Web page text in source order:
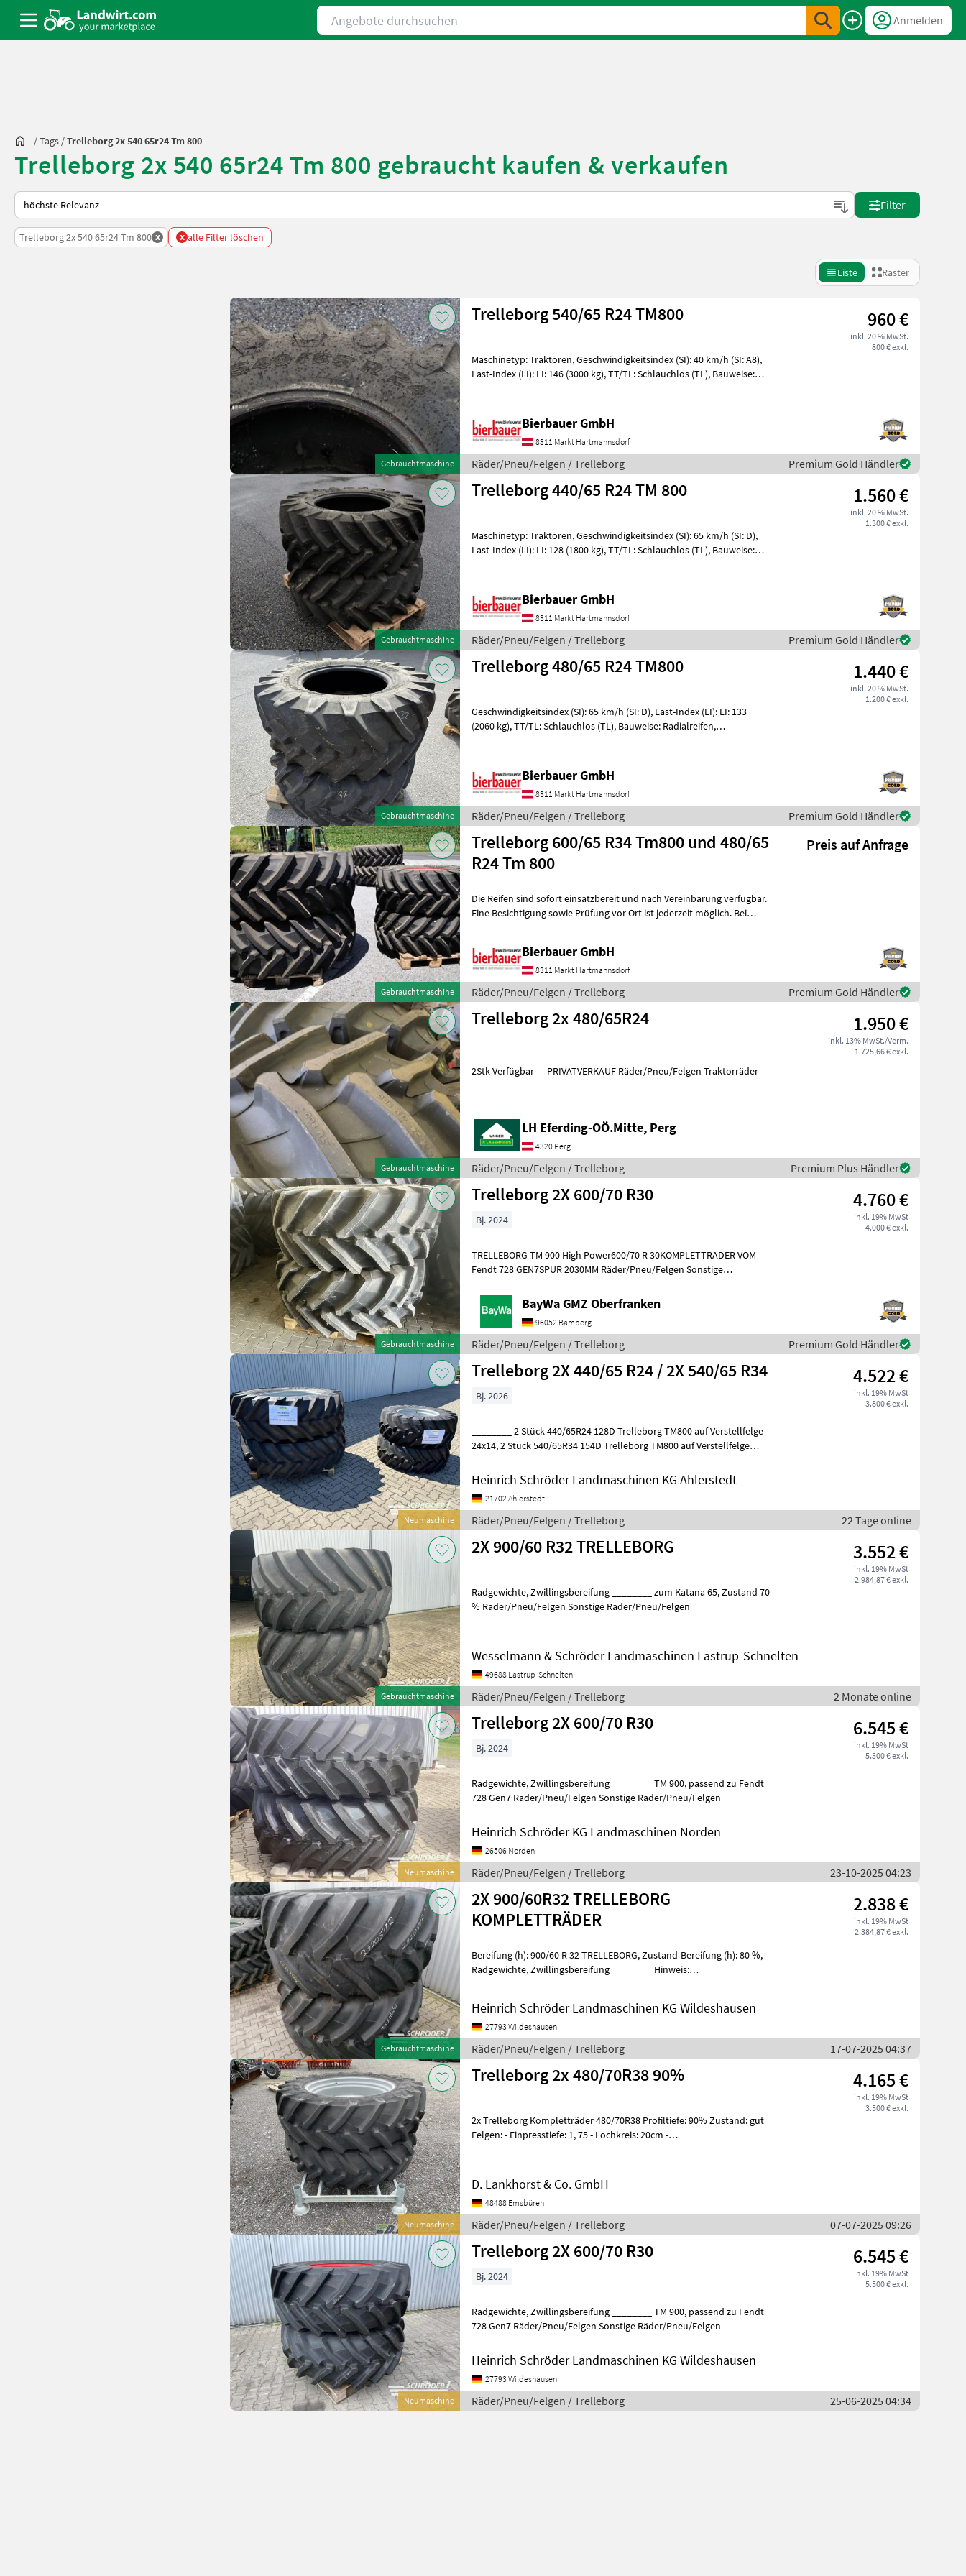
Angebote durchsuchen
Anmelden
/Tags /Trelleborg 2x 540 65r24 Tm 800
Trelleborg 2x 540 65r24 Tm 800 gebraucht kaufen & verkaufen
So wird auf Landwirt.com sortiert
Filter
Trelleborg 2x 540 65r24 Tm 800 x x alle Filter löschen
Liste Raster
Gebrauchtmaschine
Trelleborg 540/65 R24 TM800 960 €
inkl. 20 % MwSt.
800 € exkl.
Maschinetyp: Traktoren, Geschwindigkeitsindex (SI): 40 km/h (SI: A8),
Last-Index (LI): LI: 146 (3000 kg), TT/TL: Schlauchlos (TL), Bauweise:
Bierbauer GmbH
8311 Markt Hartmannsdorf
Räder/Pneu/Felgen / Trelleborg Premium Gold Händler
Gebrauchtmaschine
Trelleborg 440/65 R24 TM 800 1.560 €
inkl. 20 % MwSt.
1.300 € exkl.
Maschinetyp: Traktoren, Geschwindigkeitsindex (SI): 65 km/h (SI: D),
Last-Index (LI): LI: 128 (1800 kg), TT/TL: Schlauchlos (TL), Bauweise:
Bierbauer GmbH
8311 Markt Hartmannsdorf
Räder/Pneu/Felgen / Trelleborg Premium Gold Händler
Gebrauchtmaschine
Trelleborg 480/65 R24 TM800 1.440 €
inkl. 20 % MwSt.
1.200 € exkl.
Geschwindigkeitsindex (SI): 65 km/h (SI: D), Last-Index (LI): LI: 133
(2060 kg), TT/TL: Schlauchlos (TL), Bauweise: Radialreifen,
Bierbauer GmbH
8311 Markt Hartmannsdorf
Räder/Pneu/Felgen / Trelleborg Premium Gold Händler
Gebrauchtmaschine
Trelleborg 600/65 R34 Tm800 und 480/65
R24 Tm 800
Preis auf Anfrage
Die Reifen sind sofort einsatzbereit und nach Vereinbarung verfügbar.
Eine Besichtigung sowie Prüfung vor Ort ist jederzeit möglich. Bei
Bierbauer GmbH
8311 Markt Hartmannsdorf
Räder/Pneu/Felgen / Trelleborg Premium Gold Händler
Gebrauchtmaschine
Trelleborg 2x 480/65R24 1.950 €
inkl. 13% MwSt./Verm.
1.725,66 € exkl.
2Stk Verfügbar --- PRIVATVERKAUF Räder/Pneu/Felgen Traktorräder
LH Eferding-OÖ.Mitte, Perg
4320 Perg
Räder/Pneu/Felgen / Trelleborg Premium Plus Händler
Gebrauchtmaschine
Trelleborg 2X 600/70 R30 4.760 €
inkl. 19% MwSt
4.000 € exkl.
Bj. 2024
TRELLEBORG TM 900 High Power600/70 R 30KOMPLETTRÄDER VOM
Fendt 728 GEN7SPUR 2030MM Räder/Pneu/Felgen Sonstige
BayWa GMZ Oberfranken
96052 Bamberg
Räder/Pneu/Felgen / Trelleborg Premium Gold Händler
Neumaschine
Trelleborg 2X 440/65 R24 / 2X 540/65 R34 4.522 €
inkl. 19% MwSt
3.800 € exkl.
Bj. 2026
________ 2 Stück 440/65R24 128D Trelleborg TM800 auf Verstellfelge
24x14, 2 Stück 540/65R34 154D Trelleborg TM800 auf Verstellfelge
Heinrich Schröder Landmaschinen KG Ahlerstedt
21702 Ahlerstedt
Räder/Pneu/Felgen / Trelleborg 22 Tage online
Gebrauchtmaschine
2X 900/60 R32 TRELLEBORG 3.552 €
inkl. 19% MwSt
2.984,87 € exkl.
Radgewichte, Zwillingsbereifung ________ zum Katana 65, Zustand 70
% Räder/Pneu/Felgen Sonstige Räder/Pneu/Felgen
Wesselmann & Schröder Landmaschinen Lastrup-Schnelten
49688 Lastrup-Schnelten
Räder/Pneu/Felgen / Trelleborg 2 Monate online
Neumaschine
Trelleborg 2X 600/70 R30 6.545 €
inkl. 19% MwSt
5.500 € exkl.
Bj. 2024
Radgewichte, Zwillingsbereifung ________ TM 900, passend zu Fendt
728 Gen7 Räder/Pneu/Felgen Sonstige Räder/Pneu/Felgen
Heinrich Schröder KG Landmaschinen Norden
26506 Norden
Räder/Pneu/Felgen / Trelleborg 23-10-2025 04:23
Gebrauchtmaschine
2X 900/60R32 TRELLEBORG
KOMPLETTRÄDER
2.838 €
inkl. 19% MwSt
2.384,87 € exkl.
Bereifung (h): 900/60 R 32 TRELLEBORG, Zustand-Bereifung (h): 80 %,
Radgewichte, Zwillingsbereifung ________ Hinweis:
Heinrich Schröder Landmaschinen KG Wildeshausen
27793 Wildeshausen
Räder/Pneu/Felgen / Trelleborg 17-07-2025 04:37
Neumaschine
Trelleborg 2x 480/70R38 90% 4.165 €
inkl. 19% MwSt
3.500 € exkl.
2x Trelleborg Kompletträder 480/70R38 Profiltiefe: 90% Zustand: gut
Felgen: - Einpresstiefe: 1, 75 - Lochkreis: 20cm -
D. Lankhorst & Co. GmbH
48488 Emsbüren
Räder/Pneu/Felgen / Trelleborg 07-07-2025 09:26
Neumaschine
Trelleborg 2X 600/70 R30 6.545 €
inkl. 19% MwSt
5.500 € exkl.
Bj. 2024
Radgewichte, Zwillingsbereifung ________ TM 900, passend zu Fendt
728 Gen7 Räder/Pneu/Felgen Sonstige Räder/Pneu/Felgen
Heinrich Schröder Landmaschinen KG Wildeshausen
27793 Wildeshausen
Räder/Pneu/Felgen / Trelleborg 25-06-2025 04:34